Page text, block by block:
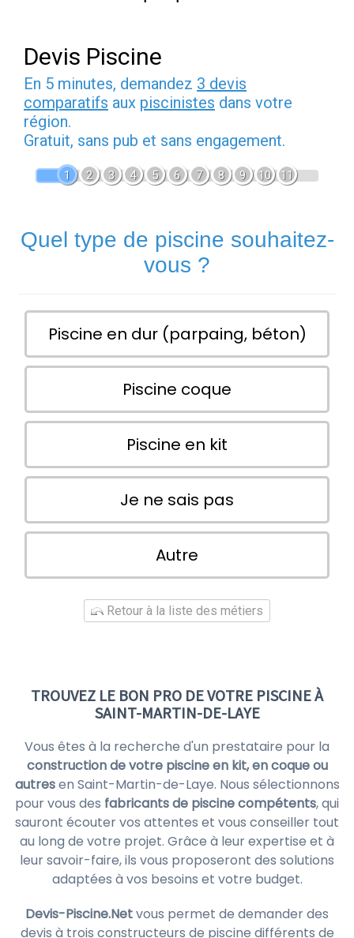
Devis Piscine
En 5 minutes, demandez 3 devis
comparatifs aux piscinistes dans votre
région.
Gratuit, sans pub et sans engagement.
1 2 3 4 5 6 7 8 9 10 11
Quel type de piscine souhaitez-
vous ?
Piscine en dur (parpaing, béton)
Piscine coque
Piscine en kit
Je ne sais pas
Autre
Retour à la liste des métiers
TROUVEZ LE BON PRO DE VOTRE PISCINE À
SAINT-MARTIN-DE-LAYE
Vous êtes à la recherche d'un prestataire pour la
construction de votre piscine en kit, en coque ou
autresen Saint-Martin-de-Laye. Nous sélectionnons
pour vous des fabricants de piscine compétents, qui
sauront écouter vos attentes et vous conseiller tout
au long de votre projet. Grâce à leur expertise et à
leur savoir-faire, ils vous proposeront des solutions
adaptées à vos besoins et votre budget.
Devis-Piscine.Netvous permet de demander des
devis à trois constructeurs de piscine différents de